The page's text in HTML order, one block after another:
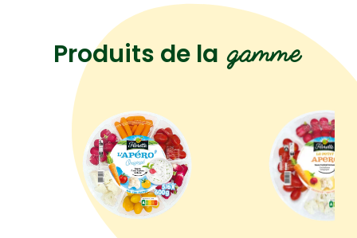
Produits de la gamme